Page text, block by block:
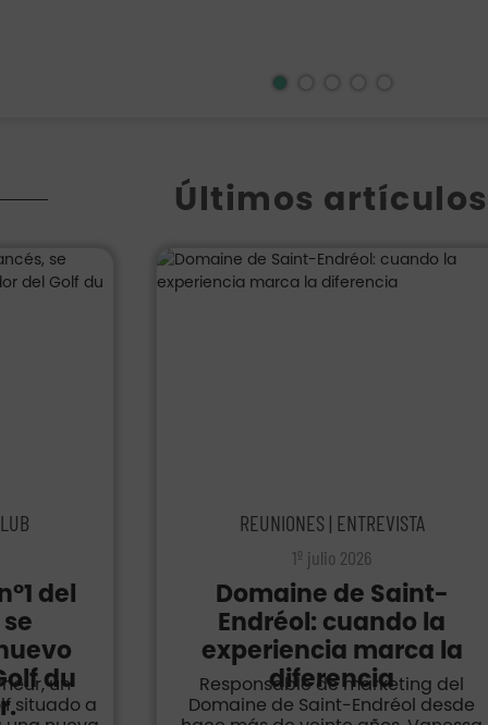
Últimos artículos
del
du
un
situado a
REUNIONES | ENTREVISTA
1º julio 2026
Domaine de Saint-
Endréol: cuando la
experiencia marca la
diferencia
Responsable de marketing del
Domaine de Saint-Endréol desde